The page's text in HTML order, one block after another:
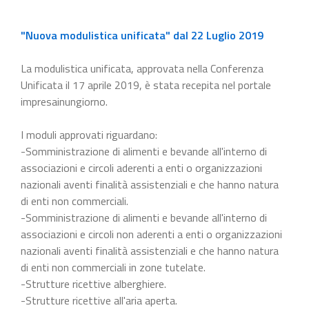
"Nuova modulistica unificata" dal 22 Luglio 2019
La modulistica unificata, approvata nella Conferenza
Unificata il 17 aprile 2019, è stata recepita nel portale
impresainungiorno.
I moduli approvati riguardano:
-Somministrazione di alimenti e bevande all'interno di
associazioni e circoli aderenti a enti o organizzazioni
nazionali aventi finalità assistenziali e che hanno natura
di enti non commerciali.
-Somministrazione di alimenti e bevande all'interno di
associazioni e circoli non aderenti a enti o organizzazioni
nazionali aventi finalità assistenziali e che hanno natura
di enti non commerciali in zone tutelate.
-Strutture ricettive alberghiere.
-Strutture ricettive all'aria aperta.